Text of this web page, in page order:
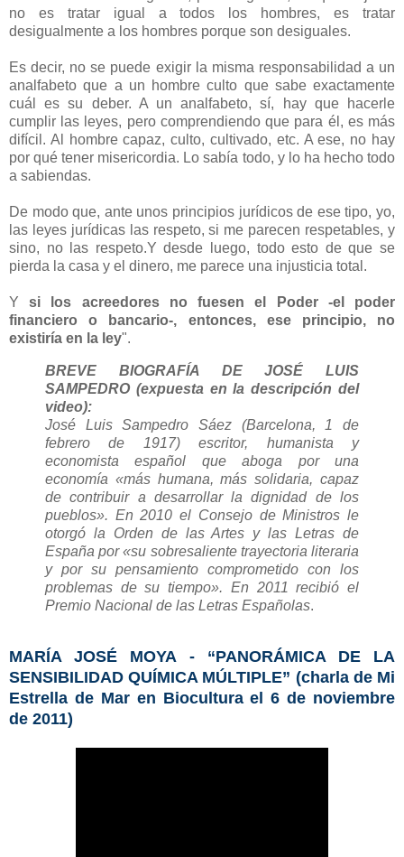
no es tratar igual a todos los hombres, es tratar
desigualmente a los hombres porque son desiguales.
Es decir, no se puede exigir la misma responsabilidad a un
analfabeto que a un hombre culto que sabe exactamente
cuál es su deber. A un analfabeto, sí, hay que hacerle
cumplir las leyes, pero comprendiendo que para él, es más
difícil. Al hombre capaz, culto, cultivado, etc. A ese, no hay
por qué tener misericordia. Lo sabía todo, y lo ha hecho todo
a sabiendas.
De modo que, ante unos principios jurídicos de ese tipo, yo,
las leyes jurídicas las respeto, si me parecen respetables, y
sino, no las respeto.Y desde luego, todo esto de que se
pierda la casa y el dinero, me parece una injusticia total.
Ysi los acreedores no fuesen el Poder -el poder
financiero o bancario-, entonces, ese principio, no
existiría en la ley".
BREVE BIOGRAFÍA DE JOSÉ LUIS
SAMPEDRO (expuesta en la descripción del
video):
José Luis Sampedro Sáez (Barcelona, 1 de
febrero de 1917) escritor, humanista y
economista español que aboga por una
economía «más humana, más solidaria, capaz
de contribuir a desarrollar la dignidad de los
pueblos». En 2010 el Consejo de Ministros le
otorgó la Orden de las Artes y las Letras de
España por «su sobresaliente trayectoria literaria
y por su pensamiento comprometido con los
problemas de su tiempo». En 2011 recibió el
Premio Nacional de las Letras Españolas.
MARÍA JOSÉ MOYA - “PANORÁMICA DE LA
SENSIBILIDAD QUÍMICA MÚLTIPLE” (charla de Mi
Estrella de Mar en Biocultura el 6 de noviembre
de 2011)